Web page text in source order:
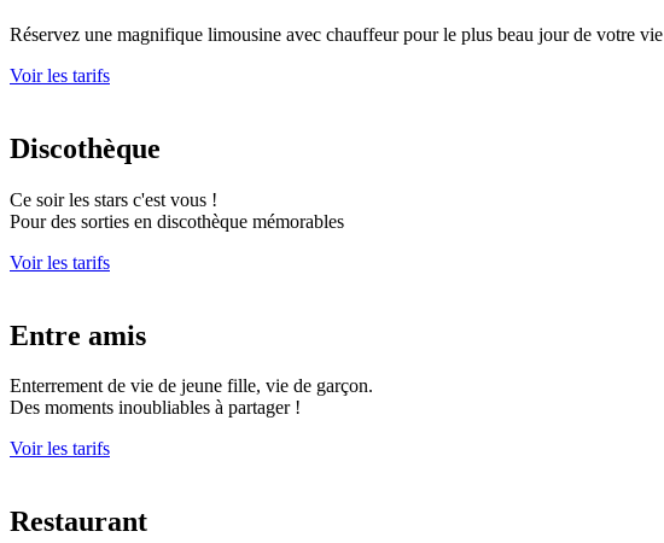
Réservez une magnifique limousine avec chauffeur pour le plus beau jour de votre vie
Voir les tarifs
Discothèque
Ce soir les stars c'est vous !
Pour des sorties en discothèque mémorables
Voir les tarifs
Entre amis
Enterrement de vie de jeune fille, vie de garçon.
Des moments inoubliables à partager !
Voir les tarifs
Restaurant